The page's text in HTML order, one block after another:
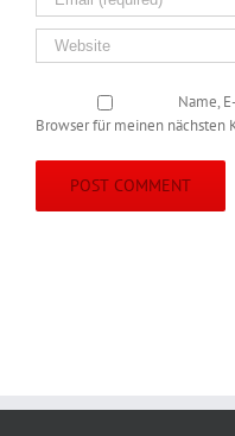
Name,
Browser für meinen nächsten